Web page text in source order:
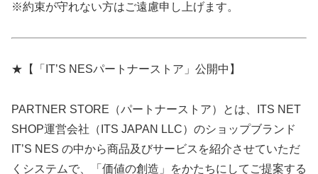
※約束が守れない方はご遠慮申し上げます。
★【「IT’S NESパートナーストア」公開中】
PARTNER STORE（パートナーストア）とは、ITS NET
SHOP運営会社（ITS JAPAN LLC）のショップブランド
IT’S NES の中から商品及びサービスを紹介させていただ
くシステムで、「価値の創造」をかたちにしてご提案する